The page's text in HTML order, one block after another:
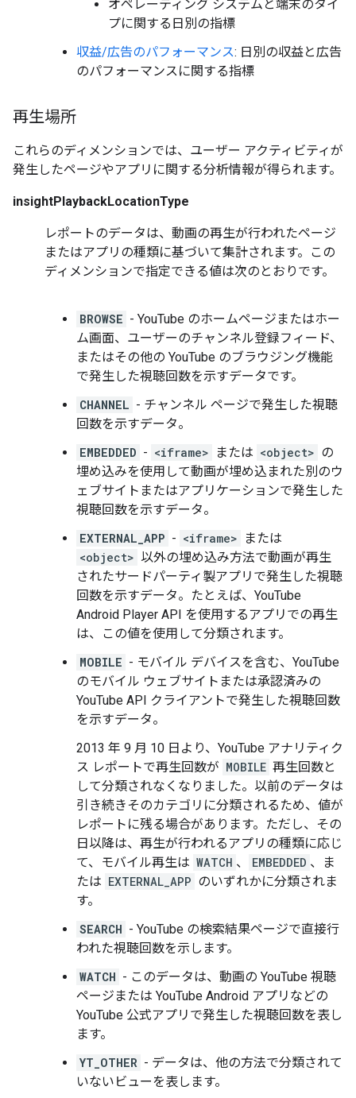
オペレーティング システムと端末のタイ
プに関する日別の指標
収益/広告のパフォーマンス: 日別の収益と広告
のパフォーマンスに関する指標
再生場所
これらのディメンションでは、ユーザー アクティビティが
発生したページやアプリに関する分析情報が得られます。
insightPlaybackLocationType
レポートのデータは、動画の再生が行われたページ
またはアプリの種類に基づいて集計されます。この
ディメンションで指定できる値は次のとおりです。
BROWSE - YouTube のホームページまたはホー
ム画面、ユーザーのチャンネル登録フィード、
またはその他の YouTube のブラウジング機能
で発生した視聴回数を示すデータです。
CHANNEL - チャンネル ページで発生した視聴
回数を示すデータ。
EMBEDDED - <iframe> または <object> の
埋め込みを使用して動画が埋め込まれた別のウ
ェブサイトまたはアプリケーションで発生した
視聴回数を示すデータ。
EXTERNAL_APP - <iframe>
または
<object> 以外の埋め込み方法で動画が再生
されたサードパーティ製アプリで発生した視聴
回数を示すデータ。たとえば、YouTube
Android Player API を使用するアプリでの再生
は、この値を使用して分類されます。
MOBILE - モバイル デバイスを含む、YouTube
のモバイル ウェブサイトまたは承認済みの
YouTube API クライアントで発生した視聴回数
を示すデータ。
2013 年 9 月 10 日より、YouTube アナリティク
ス レポートで再生回数が MOBILE 再生回数と
して分類されなくなりました。以前のデータは
引き続きそのカテゴリに分類されるため、値が
レポートに残る場合があります。ただし、その
日以降は、再生が行われるアプリの種類に応じ
て、モバイル再生は WATCH 、 EMBEDDED 、ま
たは EXTERNAL_APP のいずれかに分類されま
す。
SEARCH - YouTube の検索結果ページで直接行
われた視聴回数を示します。
WATCH - このデータは、動画の YouTube 視聴
ページまたは YouTube Android アプリなどの
YouTube 公式アプリで発生した視聴回数を表し
ます。
YT_OTHER - データは、他の方法で分類されて
いないビューを表します。